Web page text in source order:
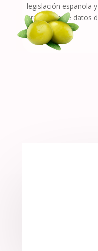
legislación española
protección de datos
privacidad.